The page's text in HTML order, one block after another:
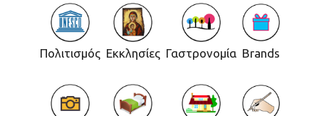
Πολιτισμός Εκκλησίες Γαστρονομία Brands